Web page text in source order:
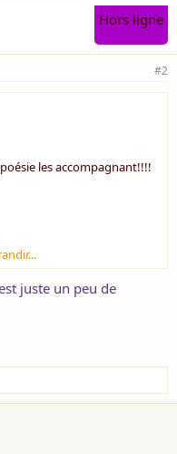
Hors ligne
#2
les accompagnant!!!!
juste un peu de